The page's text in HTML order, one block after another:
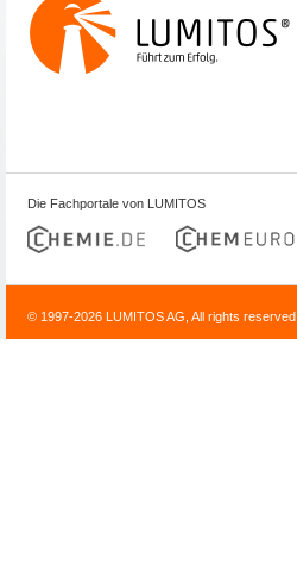
Die Fachportale von LUMITOS
© 1997-2026 LUMITOS AG, All rights reserved